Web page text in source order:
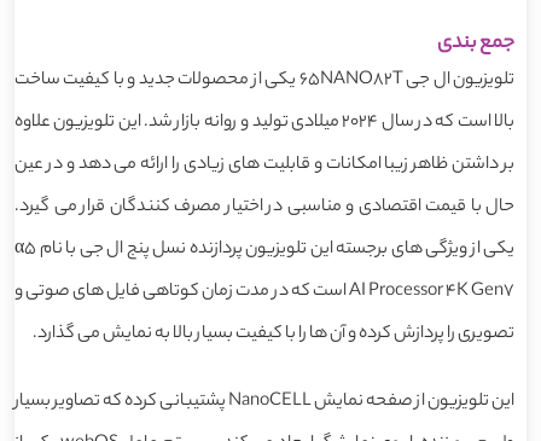
جمع بندی
تلویزیون ال جی 65NANO82T یکی از محصولات جدید و با کیفیت ساخت
بالا است که در سال 2024 میلادی تولید و روانه بازار شد. این تلویزیون علاوه
بر داشتن ظاهر زیبا امکانات و قابلیت های زیادی را ارائه می دهد و در عین
حال با قیمت اقتصادی و مناسبی در اختیار مصرف کنندگان قرار می گیرد.
یکی از ویژگی های برجسته این تلویزیون پردازنده نسل پنج ال جی با نام α5
AI Processor 4K Gen7 است که در مدت زمان کوتاهی فایل های صوتی و
تصویری را پردازش کرده و آن ها را با کیفیت بسیار بالا به نمایش می گذارد.
این تلویزیون از صفحه نمایش NanoCELL پشتیبانی کرده که تصاویر بسیار